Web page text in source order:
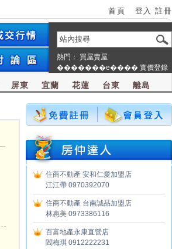
首頁 登入 註冊
熱門： 買屋賣屋
�������e���� 實價登錄
屏東 宜蘭 花蓮 台東 離島
住商不動產 安和仁愛加盟店
江江帶 0970392070
住商不動產 台南誠品加盟店
林惠美 0973386116
百富地產永康直營店
閻梅琪 0912222231